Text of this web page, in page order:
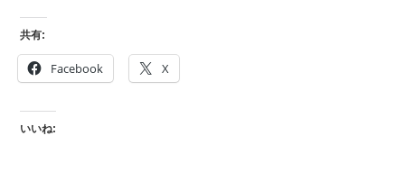
共有:
Facebook X
いいね: